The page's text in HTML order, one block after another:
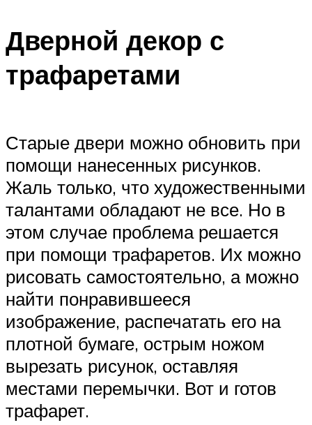
Дверной декор с
трафаретами
Старые двери можно обновить при
помощи нанесенных рисунков.
Жаль только, что художественными
талантами обладают не все. Но в
этом случае проблема решается
при помощи трафаретов. Их можно
рисовать самостоятельно, а можно
найти понравившееся
изображение, распечатать его на
плотной бумаге, острым ножом
вырезать рисунок, оставляя
местами перемычки. Вот и готов
трафарет.